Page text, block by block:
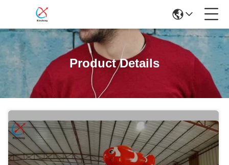
Product Details